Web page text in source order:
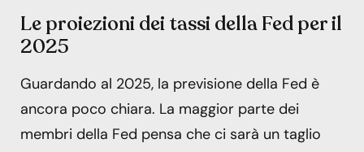
Le proiezioni dei tassi della Fed per il
2025
Guardando al 2025, la previsione della Fed è
ancora poco chiara. La maggior parte dei
membri della Fed pensa che ci sarà un taglio